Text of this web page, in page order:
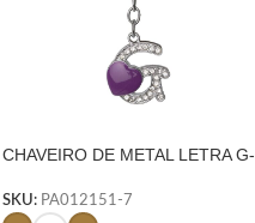
CHAVEIRO DE METAL LETRA G-
SKU: PA012151-7